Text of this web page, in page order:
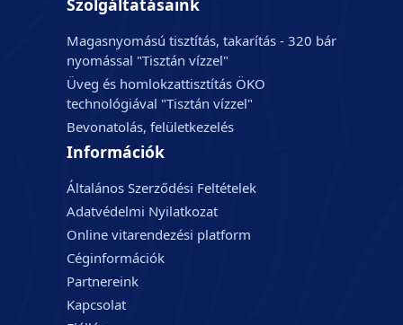
Szolgáltatásaink
Magasnyomású tisztítás, takarítás - 320 bár
nyomással "Tisztán vízzel"
Üveg és homlokzattisztítás ÖKO
technológiával "Tisztán vízzel"
Bevonatolás, felületkezelés
Információk
Általános Szerződési Feltételek
Adatvédelmi Nyilatkozat
Online vitarendezési platform
Céginformációk
Partnereink
Kapcsolat